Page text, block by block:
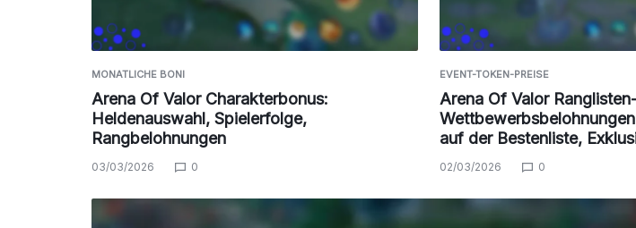
MONATLICHE BONI
Arena Of Valor Charakterbonus:
Heldenauswahl, Spielerfolge,
Rangbelohnungen
03/03/2026 0
EVENT-TOKEN-PREISE
Arena Of Valor
auf der Bestenliste,
02/03/2026 0